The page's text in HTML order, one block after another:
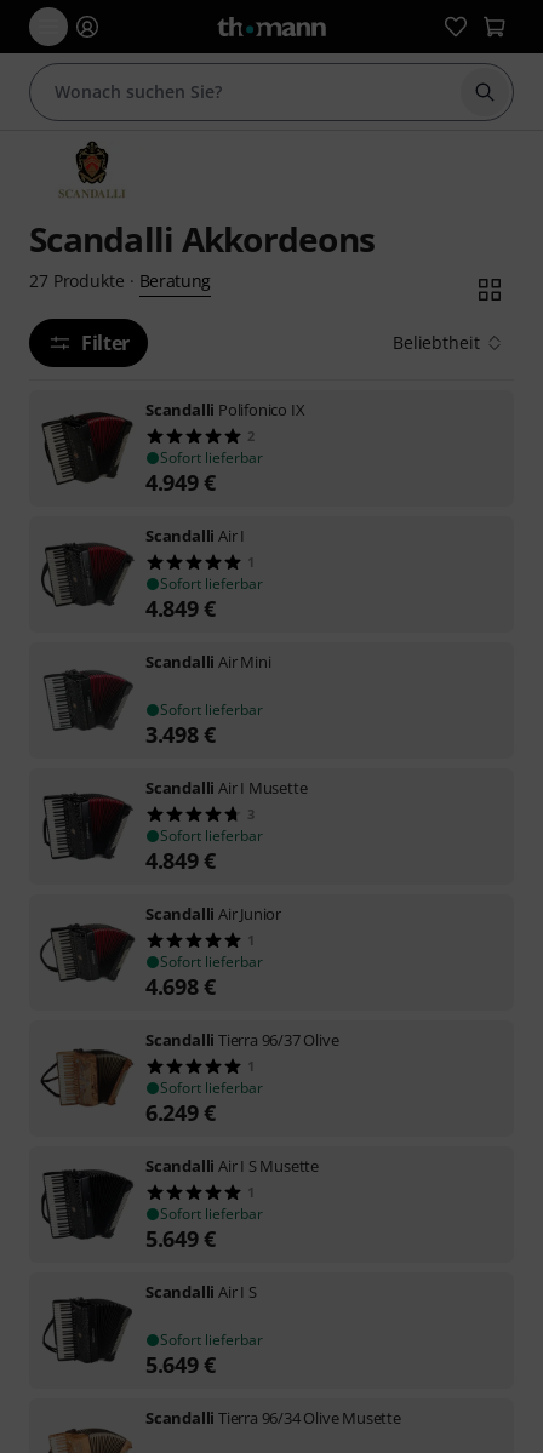
Suche
Scandalli Akkordeons
27 Produkte · Beratung
Filter Beliebtheit
Scandalli Polifonico IX
2
Sofort lieferbar
4.949€
Scandalli Air I
1
Sofort lieferbar
4.849€
Scandalli Air Mini
Sofort lieferbar
3.498€
Scandalli Air I Musette
3
Sofort lieferbar
4.849€
Scandalli Air Junior
1
Sofort lieferbar
4.698€
Scandalli Tierra 96/37 Olive
1
Sofort lieferbar
6.249€
Scandalli Air I S Musette
1
Sofort lieferbar
5.649€
Scandalli Air I S
Sofort lieferbar
5.649€
Scandalli Tierra 96/34 Olive Musette